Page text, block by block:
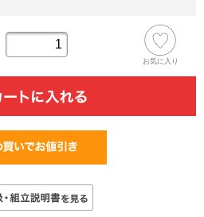
お気に入り